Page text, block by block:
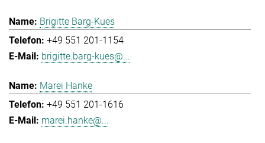
Brigitte Barg-Kues
+49 551 201-1154
brigitte.barg-kues@...
Marei Hanke
+49 551 201-1616
marei.hanke@...